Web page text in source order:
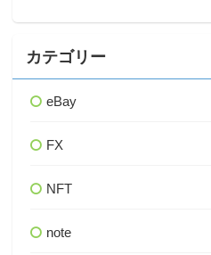
カテゴリー
eBay
FX
NFT
note